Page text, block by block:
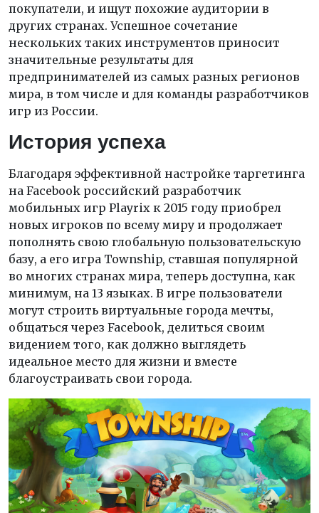
покупатели, и ищут похожие аудитории в
других странах. Успешное сочетание
нескольких таких инструментов приносит
значительные результаты для
предпринимателей из самых разных регионов
мира, в том числе и для команды разработчиков
игр из России.
История успеха
Благодаря эффективной настройке таргетинга
на Facebook российский разработчик
мобильных игр Playrix к 2015 году приобрел
новых игроков по всему миру и продолжает
пополнять свою глобальную пользовательскую
базу, а его игра Township, ставшая популярной
во многих странах мира, теперь доступна, как
минимум, на 13 языках. В игре пользователи
могут строить виртуальные города мечты,
общаться через Facebook, делиться своим
видением того, как должно выглядеть
идеальное место для жизни и вместе
благоустраивать свои города.